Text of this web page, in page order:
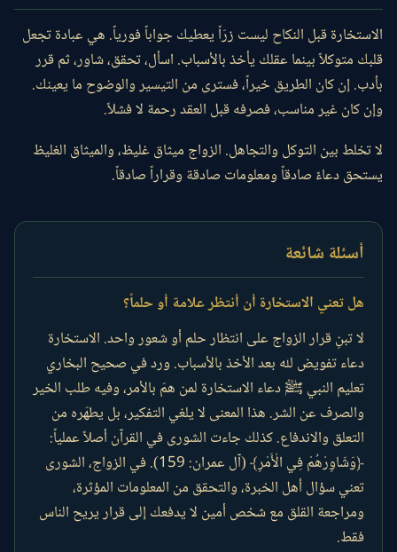
الاستخارة قبل النكاح ليست زرّاً يعطيك جواباً فورياً. هي عبادة تجعل
قلبك متوكلاً بينما عقلك يأخذ بالأسباب. اسأل، تحقق، شاور، ثم قرر
بأدب. إن كان الطريق خيراً، فسترى من التيسير والوضوح ما يعينك.
وإن كان غير مناسب، فصرفه قبل العقد رحمة لا فشلاً.
لا تخلط بين التوكل والتجاهل. الزواج ميثاق غليظ، والميثاق الغليظ
يستحق دعاءً صادقاً ومعلومات صادقة وقراراً صادقاً.
أسئلة شائعة
هل تعني الاستخارة أن أنتظر علامة أو حلماً؟
لا تبنِ قرار الزواج على انتظار حلم أو شعور واحد. الاستخارة
دعاء تفويض لله بعد الأخذ بالأسباب. ورد في صحيح البخاري
تعليم النبي ﷺ دعاء الاستخارة لمن همّ بالأمر، وفيه طلب الخير
والصرف عن الشر. هذا المعنى لا يلغي التفكير، بل يطهّره من
التعلق والاندفاع. كذلك جاءت الشورى في القرآن أصلاً عملياً:
﴿وَشَاوِرْهُمْ فِي الْأَمْرِ﴾ (آل عمران: 159). في الزواج، الشورى
تعني سؤال أهل الخبرة، والتحقق من المعلومات المؤثرة،
ومراجعة القلق مع شخص أمين لا يدفعك إلى قرار يريح الناس
فقط.